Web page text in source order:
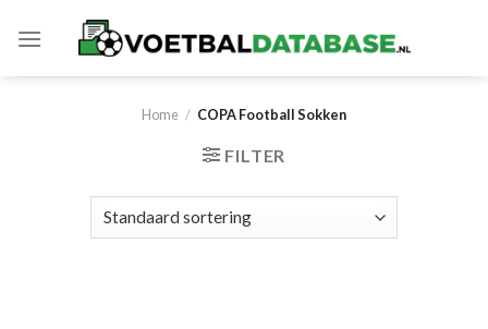
Home / COPA Football Sokken
FILTER